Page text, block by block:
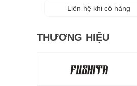
Liên hệ khi có hàng
THƯƠNG HIỆU